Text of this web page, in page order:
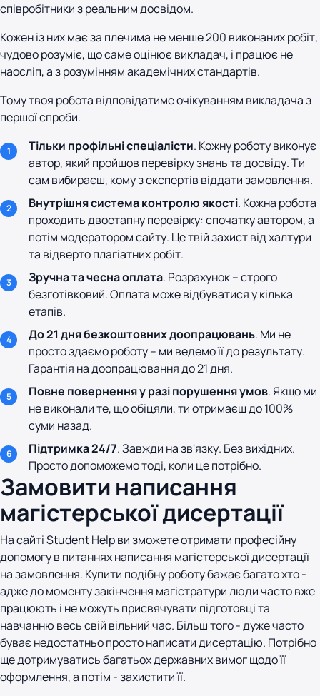
співробітники з реальним досвідом.
Кожен із них має за плечима не менше 200 виконаних робіт,
чудово розуміє, що саме оцінює викладач, і працює не
наосліп, а з розумінням академічних стандартів.
Тому твоя робота відповідатиме очікуванням викладача з
першої спроби.
Тільки профільні спеціалісти. Кожну роботу виконує
автор, який пройшов перевірку знань та досвіду. Ти
сам вибираєш, кому з експертів віддати замовлення.
Внутрішня система контролю якості. Кожна робота
проходить двоетапну перевірку: спочатку автором, а
потім модератором сайту. Це твій захист від халтури
та відверто плагіатних робіт.
Зручна та чесна оплата. Розрахунок – строго
безготівковий. Оплата може відбуватися у кілька
етапів.
До 21 дня безкоштовних доопрацювань. Ми не
просто здаємо роботу – ми ведемо її до результату.
Гарантія на доопрацювання до 21 дня.
Повне повернення у разі порушення умов. Якщо ми
не виконали те, що обіцяли, ти отримаєш до 100%
суми назад.
Підтримка 24/7. Завжди на зв'язку. Без вихідних.
Просто допоможемо тоді, коли це потрібно.
Замовити написання
магістерської дисертації
На сайті Student Help ви зможете отримати професійну
допомогу в питаннях написання магістерської дисертації
на замовлення. Купити подібну роботу бажає багато хто -
адже до моменту закінчення магістратури люди часто вже
працюють і не можуть присвячувати підготовці та
навчанню весь свій вільний час. Більш того - дуже часто
буває недостатньо просто написати дисертацію. Потрібно
ще дотримуватись багатьох державних вимог щодо її
оформлення, а потім - захистити її.